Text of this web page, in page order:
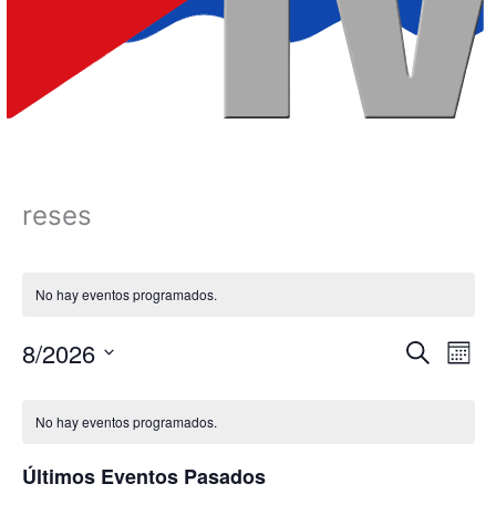
reses
No hay eventos programados.
Navegación
BuscarMes
8/2026
fecha.
deNo hay eventos programados.
Últimos Eventos Pasados